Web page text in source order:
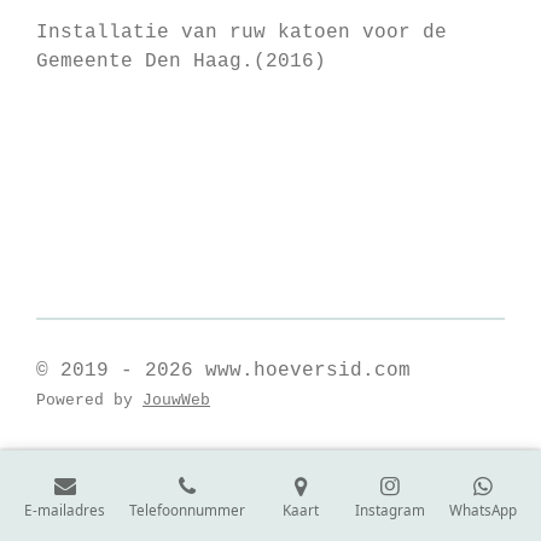
Installatie van ruw katoen voor de
Gemeente Den Haag.(2016)
© 2019 - 2026 www.hoeversid.com
Powered by JouwWeb
E-mailadres Telefoonnummer Kaart Instagram WhatsApp